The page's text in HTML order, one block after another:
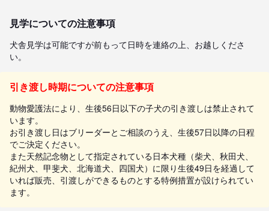
見学についての注意事項
犬舎見学は可能ですが前もって日時を連絡の上、お越しくださ
い。
引き渡し時期についての注意事項
動物愛護法により、生後56日以下の子犬の引き渡しは禁止されて
います。
お引き渡し日はブリーダーとご相談のうえ、生後57日以降の日程
でご決定ください。
また天然記念物として指定されている日本犬種（柴犬、秋田犬、
紀州犬、甲斐犬、北海道犬、四国犬）に限り生後49日を経過して
いれば販売、引渡しができるものとする特例措置が設けられてい
ます。